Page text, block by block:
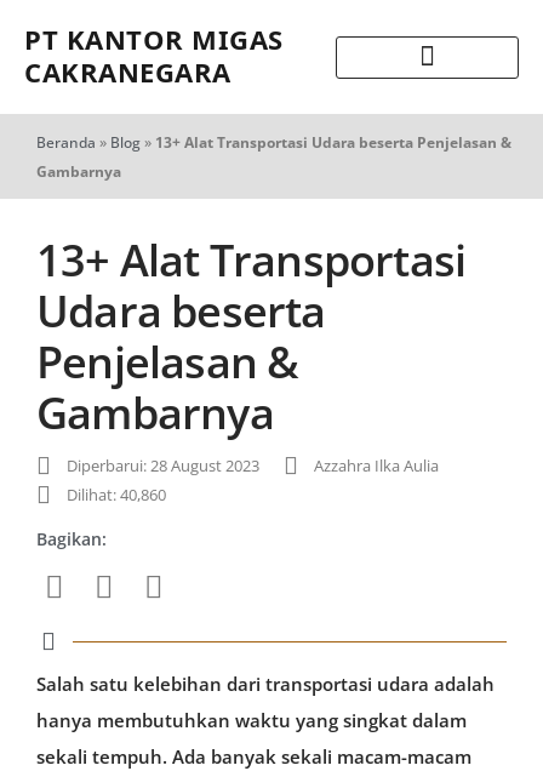
PT KANTOR MIGAS
CAKRANEGARA
Beranda » Blog» 13+ Alat Transportasi Udara beserta Penjelasan &
Gambarnya
13+ Alat Transportasi
Udara beserta
Penjelasan &
Gambarnya
Diperbarui: 28 August 2023
Azzahra Ilka Aulia
Dilihat: 40,860
Bagikan:
Salah satu kelebihan dari transportasi udara adalah
hanya membutuhkan waktu yang singkat dalam
sekali tempuh. Ada banyak sekali macam-macam